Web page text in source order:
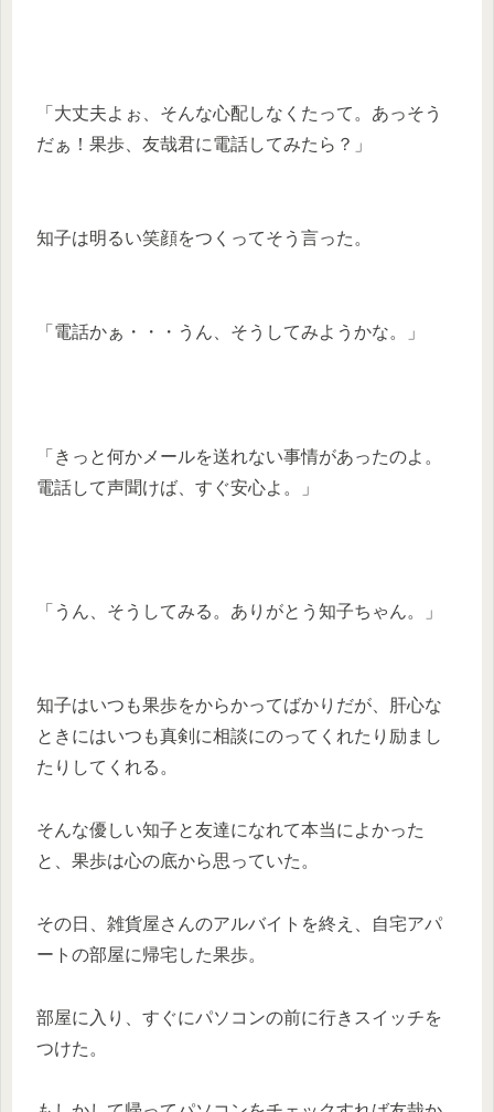
「大丈夫よぉ、そんな心配しなくたって。あっそう
だぁ！果歩、友哉君に電話してみたら？」
知子は明るい笑顔をつくってそう言った。
「電話かぁ・・・うん、そうしてみようかな。」
「きっと何かメールを送れない事情があったのよ。
電話して声聞けば、すぐ安心よ。」
「うん、そうしてみる。ありがとう知子ちゃん。」
知子はいつも果歩をからかってばかりだが、肝心な
ときにはいつも真剣に相談にのってくれたり励まし
たりしてくれる。
そんな優しい知子と友達になれて本当によかった
と、果歩は心の底から思っていた。
その日、雑貨屋さんのアルバイトを終え、自宅アパ
ートの部屋に帰宅した果歩。
部屋に入り、すぐにパソコンの前に行きスイッチを
つけた。